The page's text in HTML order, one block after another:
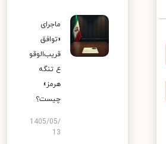
ماجرای
«توافق
قریب‌الوقو
ع تنگه
هرمز»
چیست؟
1405/05/
13